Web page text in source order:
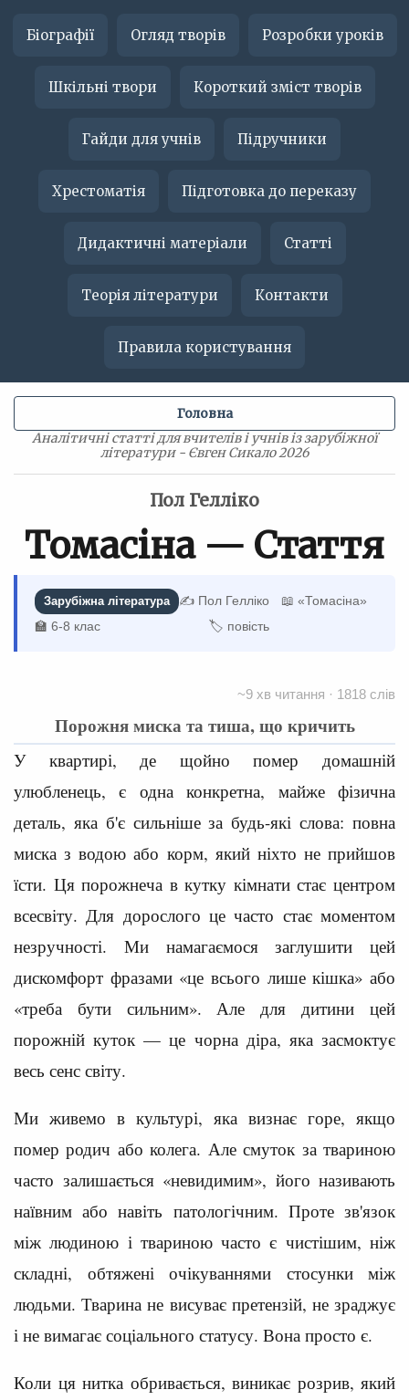
Біографії Огляд творів Розробки уроків
Шкільні твори Короткий зміст творів
Гайди для учнів Підручники
Хрестоматія Підготовка до переказу
Дидактичні матеріали Статті
Теорія літератури Контакти
Правила користування
Аналітичні статті для вчителів і учнів із зарубіжної
літератури - Євген Сикало 2026
Головна
Пол Гелліко
Томасіна — Стаття
Зарубіжна література ✍️ Пол Гелліко
📖 «Томасіна»
🏫 6-8 клас
🏷 повість
~9 хв читання · 1818 слів
Порожня миска та тиша, що кричить
У квартирі, де щойно помер домашній
улюбленець, є одна конкретна, майже фізична
деталь, яка б'є сильніше за будь-які слова: повна
миска з водою або корм, який ніхто не прийшов
їсти. Ця порожнеча в кутку кімнати стає центром
всесвіту. Для дорослого це часто стає моментом
незручності. Ми намагаємося заглушити цей
дискомфорт фразами «це всього лише кішка» або
«треба бути сильним». Але для дитини цей
порожній куток — це чорна діра, яка засмоктує
весь сенс світу.
Ми живемо в культурі, яка визнає горе, якщо
помер родич або колега. Але смуток за твариною
часто залишається «невидимим», його називають
наївним або навіть патологічним. Проте зв'язок
між людиною і твариною часто є чистішим, ніж
складні, обтяжені очікуваннями стосунки між
людьми. Тварина не висуває претензій, не зраджує
і не вимагає соціального статусу. Вона просто є.
Коли ця нитка обривається, виникає розрив, який